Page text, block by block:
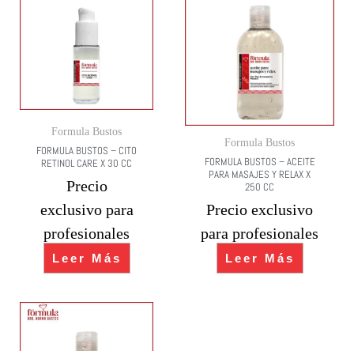
Formula Bustos
FORMULA BUSTOS – CITO
RETINOL CARE X 30 CC
Precio
exclusivo para
profesionales
Leer Más
Formula Bustos
FORMULA BUSTOS – ACEITE
PARA MASAJES Y RELAX X
250 CC
Precio exclusivo
para profesionales
Leer Más